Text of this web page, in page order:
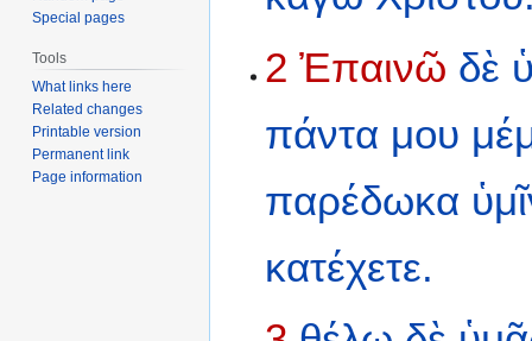
2 Ἐπαινῶ δὲ
πάντα μου
παρέδωκα
κατέχετε.
Special pages
Tools
What links here
Related changes
Printable version
Permanent link
Page information